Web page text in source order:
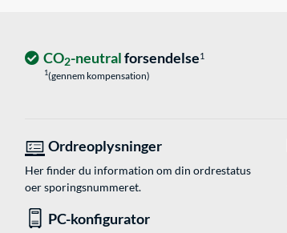
CO2-neutralforsendelse1
1(gennem kompensation)
Ordreoplysninger
Her finder du information om din ordrestatus
oer sporingsnummeret.
PC-konfigurator